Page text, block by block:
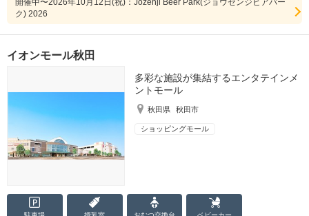
開催中〜2026年10月12日(祝)：Jozenji Beer Park(ジョウゼンジビアパー
ク) 2026
イオンモール秋田
多彩な施設が集結するエンタテインメ
ントモール
秋田県 秋田市
ショッピングモール